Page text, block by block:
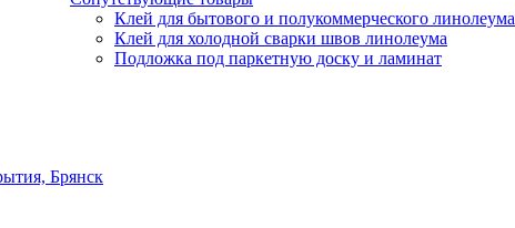
Клей для бытового и полукоммерческого линолеума
Клей для холодной сварки швов линолеума
Подложка под паркетную доску и ламинат